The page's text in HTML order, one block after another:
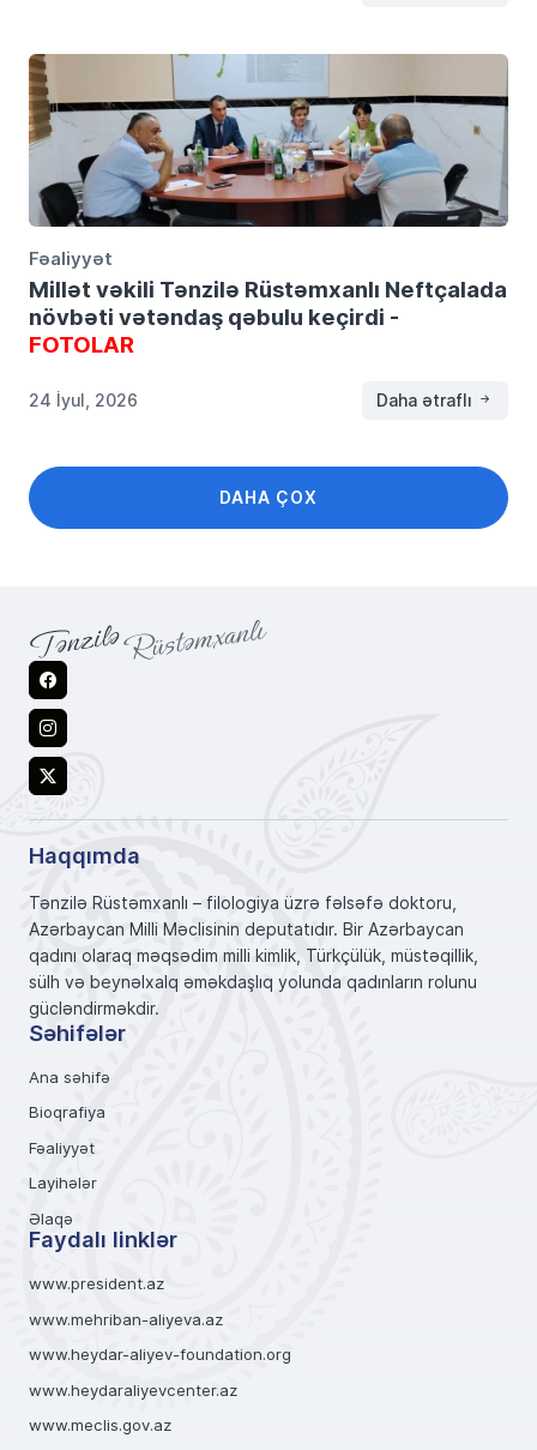
Fəaliyyət
Millət vəkili Tənzilə Rüstəmxanlı Neftçalada
növbəti vətəndaş qəbulu keçirdi -
FOTOLAR
24 İyul, 2026 Daha ətraflı
DAHA ÇOX
Facebook
Instagram
X
Haqqımda
Tənzilə Rüstəmxanlı – filologiya üzrə fəlsəfə doktoru,
Azərbaycan Milli Məclisinin deputatıdır. Bir Azərbaycan
qadını olaraq məqsədim milli kimlik, Türkçülük, müstəqillik,
sülh və beynəlxalq əməkdaşlıq yolunda qadınların rolunu
gücləndirməkdir.
Səhifələr
Ana səhifə
Bioqrafiya
Fəaliyyət
Layihələr
Əlaqə
Faydalı linklər
www.president.az
www.mehriban-aliyeva.az
www.heydar-aliyev-foundation.org
www.heydaraliyevcenter.az
www.meclis.gov.az